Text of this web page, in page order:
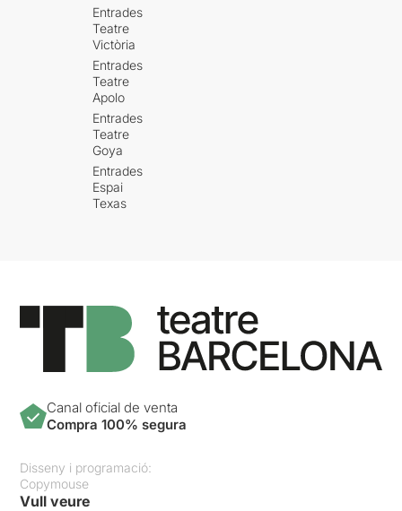
Entrades
Teatre
Victòria
Entrades
Teatre
Apolo
Entrades
Teatre
Goya
Entrades
Espai
Texas
Canal oficial de venta
Compra 100% segura
Disseny i programació:
Copymouse
Vull veure